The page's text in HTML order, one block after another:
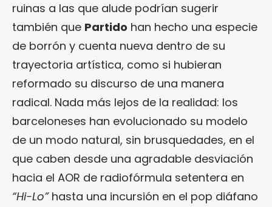
ruinas a las que alude podrían sugerir
también que Partido han hecho una especie
de borrón y cuenta nueva dentro de su
trayectoria artística, como si hubieran
reformado su discurso de una manera
radical. Nada más lejos de la realidad: los
barceloneses han evolucionado su modelo
de un modo natural, sin brusquedades, en el
que caben desde una agradable desviación
hacia el AOR de radiofórmula setentera en
“Hi-Lo”hasta una incursión en el pop diáfano